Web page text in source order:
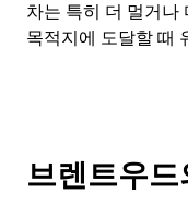
차는 특히 더 멀거나
목적지에 도달할 때
브렌트우드